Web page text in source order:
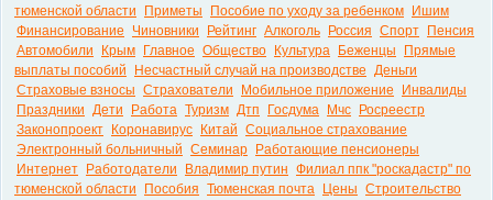
тюменской области
Приметы Пособие по уходу за ребенком
Ишим
Финансирование
Чиновники Рейтинг Алкоголь Россия Спорт
Пенсия
Автомобили
Крым Главное Общество Культура Беженцы
Прямые
выплаты пособий
Несчастный случай на производстве Деньги
Страховые взносы Страхователи Мобильное приложение
Инвалиды
Праздники Дети Работа Туризм Дтп Госдума Мчс
Росреестр
Законопроект
Коронавирус Китай Социальное страхование
Электронный больничный Семинар
Работающие пенсионеры
Интернет
Работодатели Владимир путин Филиал ппк "роскадастр" по
тюменской области
Пособия Тюменская почта Цены Строительство